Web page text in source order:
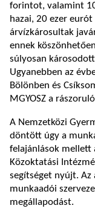
forintot, valamint
hazai, 20 ezer
árvízkárosultak
ennek
súlyosan
Ugyanebben az
Bölönben és
MGYOSZ a
A Nemzetközi
döntött úgy a
felajánlások mellett
Közoktatási
segítséget nyújt. Az
munkaadói
megállapodást.